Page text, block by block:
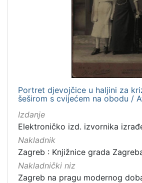
Portret djevojčice u haljini za
šeširom s cvijećem na obodu /
Izdanje
Elektroničko izd. izvornika
Nakladnik
Zagreb : Knjižnice grada
Nakladnički niz
Zagreb na pragu modernog